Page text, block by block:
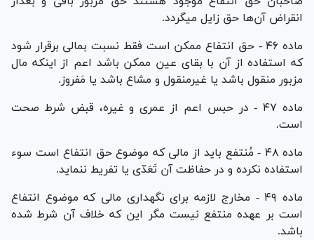
انقراض آن‌ها حق زایل میگردد.
ماده ۴۶ - حق انتفاع ممکن است فقط نسبت بمالی برقرار شود
که استفاده از آن با بقای عین ممکن باشد اعم از اینکه مال
مزبور منقول باشد یا غیرمنقول و مشاع باشد یا مَفروز.
ماده ۴۷ - در حبس اعم از عمری و غیره، قبض شرط صحت
است.
ماده ۴۸ - مُنتفع باید از مالی که موضوع حق انتفاع است سوء
استفاده نکرده و در حفاظت آن تَعَدّی یا تفریط ننماید.
ماده ۴۹ - مخارج لازمه برای نگهداری مالی که موضوع انتفاع
است بر عهده منتفع نیست مگر این که خلاف آن شرط شده
باشد.